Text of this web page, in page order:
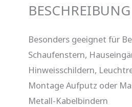
BESCHREIBUNG
Besonders geeignet für
Schaufenstern,
Hinweisschildern,
Montage Aufputz oder
Metall-Kabelbindern